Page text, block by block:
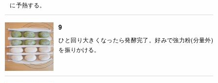
に予熱する。
9
ひと回り大きくなったら発酵完了。好みで強力粉(分量外)
を振りかける。